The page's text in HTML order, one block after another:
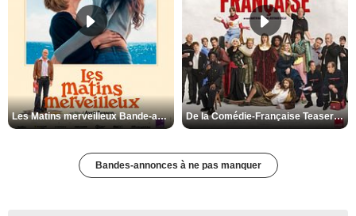
Les Matins merveilleux Bande-annonce VF De la Comédie-Française Teaser VF
Bandes-annonces à ne pas manquer